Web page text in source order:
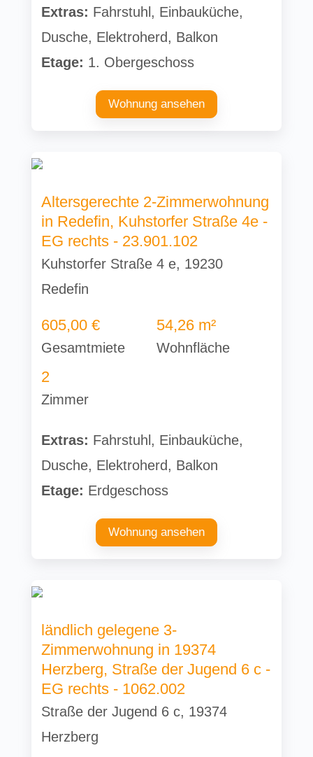
Extras: Fahrstuhl, Einbauküche,
Dusche, Elektroherd, Balkon
Etage: 1. Obergeschoss
Wohnung ansehen
Altersgerechte 2-Zimmerwohnung
in Redefin, Kuhstorfer Straße 4e -
EG rechts - 23.901.102
Kuhstorfer Straße 4 e, 19230
Redefin
605,00 €
Gesamtmiete
54,26 m²
Wohnfläche
2
Zimmer
Extras: Fahrstuhl, Einbauküche,
Dusche, Elektroherd, Balkon
Etage: Erdgeschoss
Wohnung ansehen
ländlich gelegene 3-
Zimmerwohnung in 19374
Herzberg, Straße der Jugend 6 c -
EG rechts - 1062.002
Straße der Jugend 6 c, 19374
Herzberg